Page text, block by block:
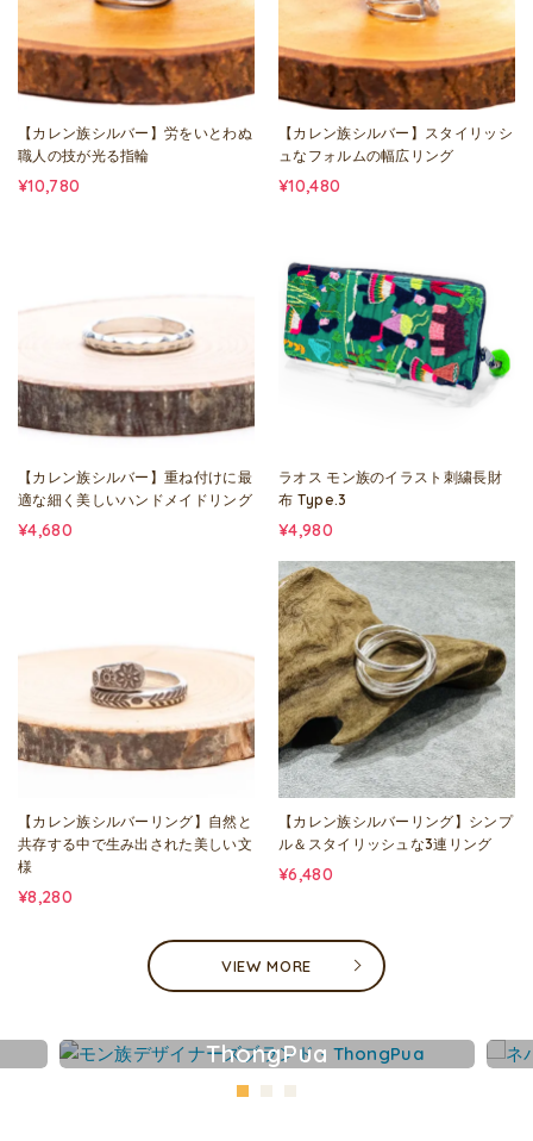
【カレン族シルバー】労をいとわぬ
職人の技が光る指輪
¥10,780
【カレン族シルバー】スタイリッシ
ュなフォルムの幅広リング
¥10,480
【カレン族シルバー】重ね付けに最
適な細く美しいハンドメイドリング
¥4,680
ラオス モン族のイラスト刺繍長財
布 Type.3
¥4,980
【カレン族シルバーリング】自然と
共存する中で生み出された美しい文
様
¥8,280
【カレン族シルバーリング】シンプ
ル＆スタイリッシュな3連リング
¥6,480
VIEW MORE
ThongPua